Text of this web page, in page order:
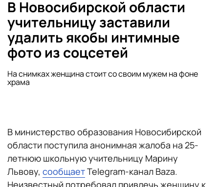
В Новосибирской области
учительницу заставили
удалить якобы интимные
фото из соцсетей
На снимках женщина стоит со своим мужем на фоне
храма
В министерство образования Новосибирской
области поступила анонимная жалоба на 25-
летнюю школьную учительницу Марину
Львову, сообщаетTelegram-канал Baza.
Неизвестный потребовал привлечь женщину к